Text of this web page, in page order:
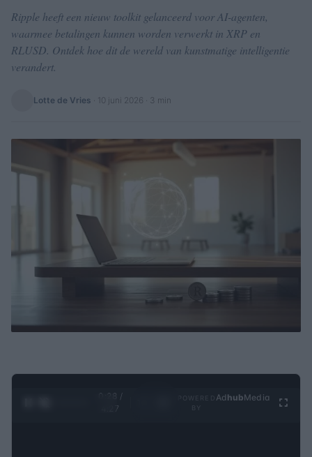
Ripple heeft een nieuw toolkit gelanceerd voor AI-agenten,
waarmee betalingen kunnen worden verwerkt in XRP en
RLUSD. Ontdek hoe dit de wereld van kunstmatige intelligentie
verandert.
Lotte de Vries 10 juni 2026 · 3 min
0:29 /
4:27
Ad hubMedia